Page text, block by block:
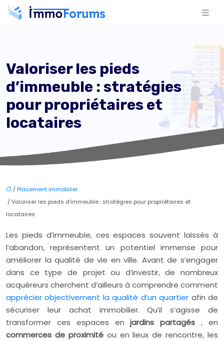
Valoriser les pieds
d’immeuble : stratégies
pour propriétaires et
locataires
/Placement immobilier
/ Valoriser les pieds d’immeuble : stratégies pour propriétaires et
locataires
Les pieds d’immeuble, ces espaces souvent laissés à
l’abandon, représentent un potentiel immense pour
améliorer la qualité de vie en ville. Avant de s’engager
dans ce type de projet ou d’investir, de nombreux
acquéreurs cherchent d’ailleurs à comprendre comment
apprécier objectivement la qualité d’un quartier afin de
sécuriser leur achat immobilier. Qu’il s’agisse de
transformer ces espaces enjardins partagés, en
commerces de proximité ou en lieux de rencontre, les